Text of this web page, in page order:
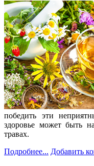
победить эти
здоровье может быть
травах.
Подробнее... Добавить